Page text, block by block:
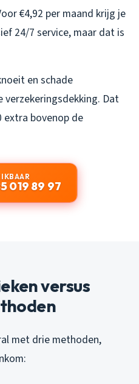
€4,92 per maand krijg je
24/7 service, maar dat is
en schade
verzekeringsdekking. Dat
extra bovenop de
019 89 97
versus
met drie methoden,